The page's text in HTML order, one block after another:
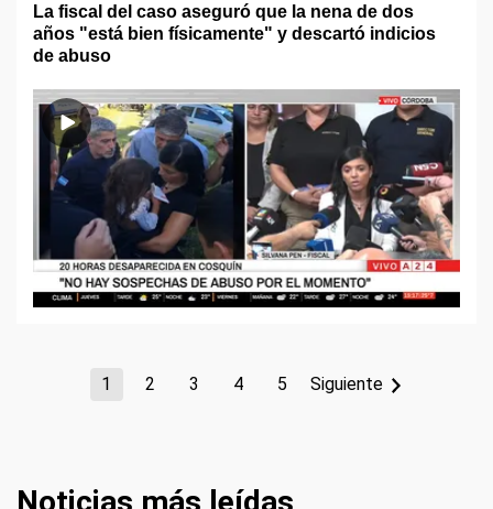
La fiscal del caso aseguró que la nena de dos
años "está bien físicamente" y descartó indicios
de abuso
1 2 3 4 5 Siguiente